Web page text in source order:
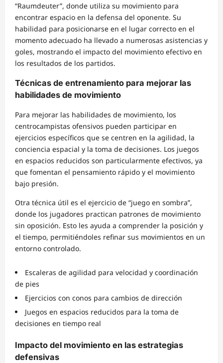
“Raumdeuter”, donde utiliza su movimiento para
encontrar espacio en la defensa del oponente. Su
habilidad para posicionarse en el lugar correcto en el
momento adecuado ha llevado a numerosas asistencias y
goles, mostrando el impacto del movimiento efectivo en
los resultados de los partidos.
Técnicas de entrenamiento para mejorar las
habilidades de movimiento
Para mejorar las habilidades de movimiento, los
centrocampistas ofensivos pueden participar en
ejercicios específicos que se centren en la agilidad, la
conciencia espacial y la toma de decisiones. Los juegos
en espacios reducidos son particularmente efectivos, ya
que fomentan el pensamiento rápido y el movimiento
bajo presión.
Otra técnica útil es el ejercicio de “juego en sombra”,
donde los jugadores practican patrones de movimiento
sin oposición. Esto les ayuda a comprender la posición y
el tiempo, permitiéndoles refinar sus movimientos en un
entorno controlado.
Escaleras de agilidad para velocidad y coordinación
de pies
Ejercicios con conos para cambios de dirección
Juegos en espacios reducidos para la toma de
decisiones en tiempo real
Impacto del movimiento en las estrategias
defensivas